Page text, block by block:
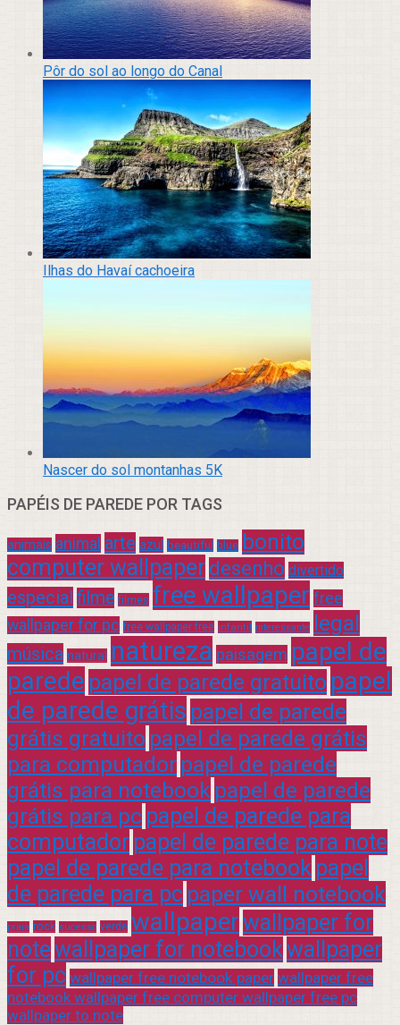
Pôr do sol ao longo do Canal
Ilhas do Havaí cachoeira
Nascer do sol montanhas 5K
PAPÉIS DE PAREDE POR TAGS
animais animal arte azul beautiful blue bonito
computer wallpaper desenho divertido
especial filme filmes free wallpaper free
wallpaper for pc free wallpaper free infantil interessante legal
música natural natureza paisagem papel de
parede papel de parede gratuito papel
de parede grátis papel de parede
grátis gratuito papel de parede grátis
para computador papel de parede
grátis para notebook papel de parede
grátis para pc papel de parede para
computador papel de parede para note
papel de parede para notebook papel
de parede para pc paper wall notebook
praia rock sucesso verde wallpaperwallpaper for
notewallpaper for notebookwallpaper
for pc wallpaper free notebook paper wallpaper free
notebook wallpaper free computer wallpaper free pc
wallpaper to note